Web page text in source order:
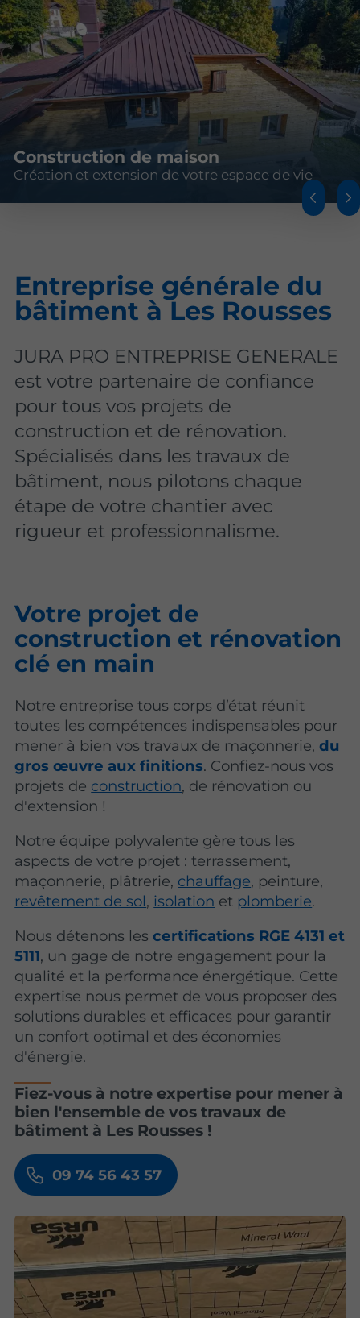
Construction de maison
Création et extension de votre espace de vie
Entreprise générale du
bâtiment à Les Rousses
JURA PRO ENTREPRISE GENERALE
est votre partenaire de confiance
pour tous vos projets de
construction et de rénovation.
Spécialisés dans les travaux de
bâtiment, nous pilotons chaque
étape de votre chantier avec
rigueur et professionnalisme.
Votre projet de
construction et rénovation
clé en main
Notre entreprise tous corps d’état réunit
toutes les compétences indispensables pour
mener à bien vos travaux de maçonnerie,du
gros œuvre aux finitions. Confiez-nous vos
projets de construction, de rénovation ou
d'extension !
Notre équipe polyvalente gère tous les
aspects de votre projet : terrassement,
maçonnerie, plâtrerie, chauffage, peinture,
revêtement de sol, isolation et plomberie.
Nous détenons lescertifications RGE 4131 et
5111, un gage de notre engagement pour la
qualité et la performance énergétique. Cette
expertise nous permet de vous proposer des
solutions durables et efficaces pour garantir
un confort optimal et des économies
d'énergie.
Fiez-vous à notre expertise pour mener à
bien l'ensemble de vos travaux de
bâtiment à Les Rousses !
09 74 56 43 57